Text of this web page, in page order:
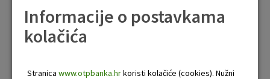
Globalna tržištaDnevno financijsko
Informacije o postavkama
kolačića
Stranica www.otpbanka.hrkoristi kolačiće (cookies). Nužni